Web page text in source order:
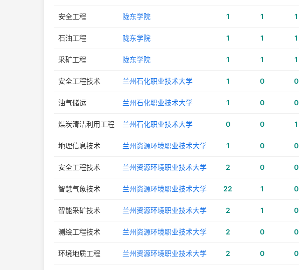
安全工程 陇东学院 1 1 1
石油工程 陇东学院 1 1 1
采矿工程 陇东学院 1 1 1
安全工程技术 兰州石化职业技术大学 1 0 0
油气储运 兰州石化职业技术大学 1 0 0
煤炭清洁利用工程 兰州石化职业技术大学 0 0 1
地理信息技术 兰州资源环境职业技术大学 1 0 0
安全工程技术 兰州资源环境职业技术大学 2 0 0
智慧气象技术 兰州资源环境职业技术大学 22 1 0
智能采矿技术 兰州资源环境职业技术大学 2 1 0
测绘工程技术 兰州资源环境职业技术大学 2 0 0
环境地质工程 兰州资源环境职业技术大学 2 0 0